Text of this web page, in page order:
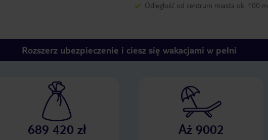
Odległość od centrum miasta ok. 100 m
Rozszerz ubezpieczenie i ciesz się wakacjami w pełni
689 420 zł Aż 9002